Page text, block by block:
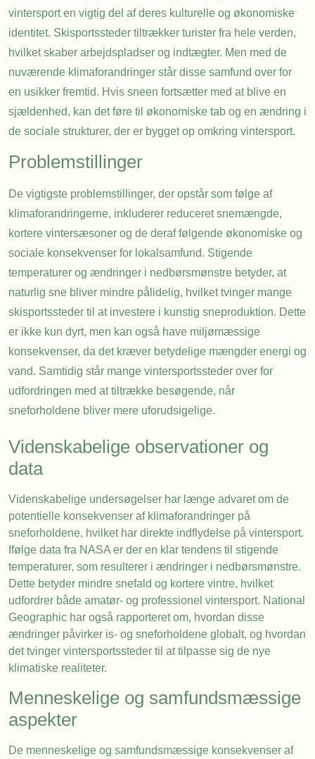
vintersport en vigtig del af deres kulturelle og økonomiske
identitet. Skisportssteder tiltrækker turister fra hele verden,
hvilket skaber arbejdspladser og indtægter. Men med de
nuværende klimaforandringer står disse samfund over for
en usikker fremtid. Hvis sneen fortsætter med at blive en
sjældenhed, kan det føre til økonomiske tab og en ændring i
de sociale strukturer, der er bygget op omkring vintersport.
Problemstillinger
De vigtigste problemstillinger, der opstår som følge af
klimaforandringerne, inkluderer reduceret snemængde,
kortere vintersæsoner og de deraf følgende økonomiske og
sociale konsekvenser for lokalsamfund. Stigende
temperaturer og ændringer i nedbørsmønstre betyder, at
naturlig sne bliver mindre pålidelig, hvilket tvinger mange
skisportssteder til at investere i kunstig sneproduktion. Dette
er ikke kun dyrt, men kan også have miljømæssige
konsekvenser, da det kræver betydelige mængder energi og
vand. Samtidig står mange vintersportssteder over for
udfordringen med at tiltrække besøgende, når
sneforholdene bliver mere uforudsigelige.
Videnskabelige observationer og
data
Videnskabelige undersøgelser har længe advaret om de
potentielle konsekvenser af klimaforandringer på
sneforholdene, hvilket har direkte indflydelse på vintersport.
Ifølge data fra NASA er der en klar tendens til stigende
temperaturer, som resulterer i ændringer i nedbørsmønstre.
Dette betyder mindre snefald og kortere vintre, hvilket
udfordrer både amatør- og professionel vintersport. National
Geographic har også rapporteret om, hvordan disse
ændringer påvirker is- og sneforholdene globalt, og hvordan
det tvinger vintersportssteder til at tilpasse sig de nye
klimatiske realiteter.
Menneskelige og samfundsmæssige
aspekter
De menneskelige og samfundsmæssige konsekvenser af